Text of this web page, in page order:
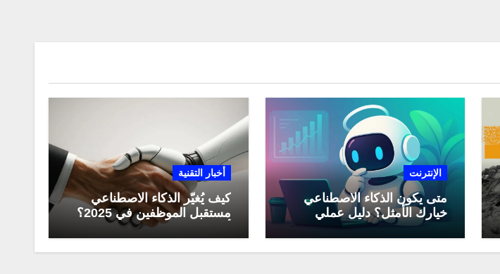
الإنترنت
متى يكون الذكاء الاصطناعي
خيارك الأمثل؟ دليل عملي
لاستخدامه في العمل اليومي
أخبار التقنية
كيف يُغيّر الذكاء الاصطناعي
مستقبل الموظفين في 2025؟
أبرز التحولات المهنية